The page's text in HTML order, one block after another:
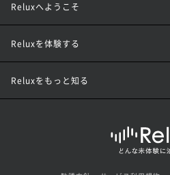
Reluxへようこそ
Reluxを体験する
Reluxをもっと知る